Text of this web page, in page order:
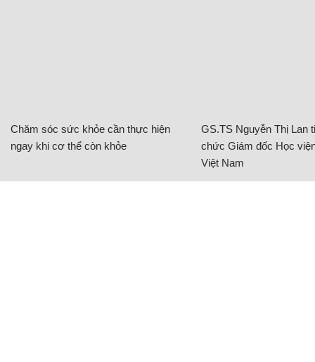
Chăm sóc sức khỏe cần thực hiện
ngay khi cơ thể còn khỏe
GS.TS Nguyễn Thị Lan
chức Giám đốc Học
Việt Nam